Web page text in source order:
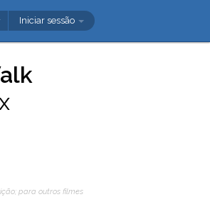
Iniciar sessão
para outros filmes